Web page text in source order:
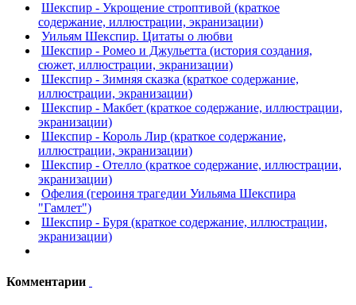
Шекспир - Укрощение строптивой (краткое
содержание, иллюстрации, экранизации)
Уильям Шекспир. Цитаты о любви
Шекспир - Ромео и Джульетта (история создания,
сюжет, иллюстрации, экранизации)
Шекспир - Зимняя сказка (краткое содержание,
иллюстрации, экранизации)
Шекспир - Макбет (краткое содержание, иллюстрации,
экранизации)
Шекспир - Король Лир (краткое содержание,
иллюстрации, экранизации)
Шекспир - Отелло (краткое содержание, иллюстрации,
экранизации)
Офелия (героиня трагедии Уильяма Шекспира
"Гамлет")
Шекспир - Буря (краткое содержание, иллюстрации,
экранизации)
Комментарии